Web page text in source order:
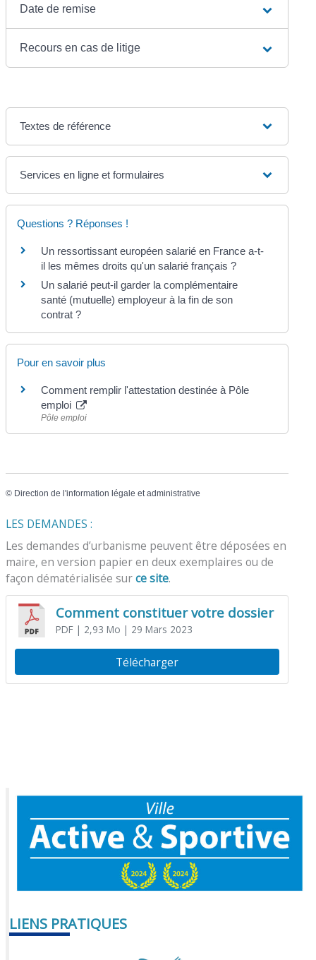
Date de remise
Recours en cas de litige
Textes de référence
Services en ligne et formulaires
Questions ? Réponses !
Un ressortissant européen salarié en France a-t-
il les mêmes droits qu'un salarié français ?
Un salarié peut-il garder la complémentaire
santé (mutuelle) employeur à la fin de son
contrat ?
Pour en savoir plus
Comment remplir l'attestation destinée à Pôle
emploi
Pôle emploi
© Direction de l'information légale et administrative
LES DEMANDES :
Les demandes d’urbanisme peuvent être déposées en
maire, en version papier en deux exemplaires ou de
façon dématérialisée surce site.
Comment constituer votre dossier
PDF| 2,93 Mo | 29 Mars 2023
Télécharger
LIENS PRATIQUES